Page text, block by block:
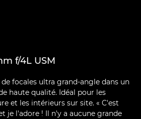
f/4L USM
focales ultra grand-angle dans un
haute qualité. Idéal pour les
et les intérieurs sur site. « C'est
je l'adore ! Il n'y a aucune grande